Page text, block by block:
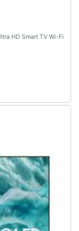
HD Smart TV Wi-Fi